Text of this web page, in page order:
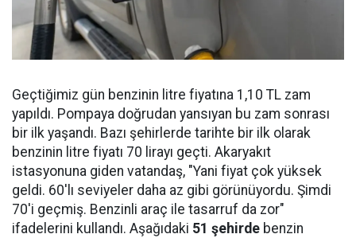
Geçtiğimiz gün benzinin litre fiyatına 1,10 TL zam
yapıldı. Pompaya doğrudan yansıyan bu zam sonrası
bir ilk yaşandı. Bazı şehirlerde tarihte bir ilk olarak
benzinin litre fiyatı 70 lirayı geçti. Akaryakıt
istasyonuna giden vatandaş, "Yani fiyat çok yüksek
geldi. 60'lı seviyeler daha az gibi görünüyordu. Şimdi
70'i geçmiş. Benzinli araç ile tasarruf da zor"
ifadelerini kullandı. Aşağıdaki 51 şehirde benzin